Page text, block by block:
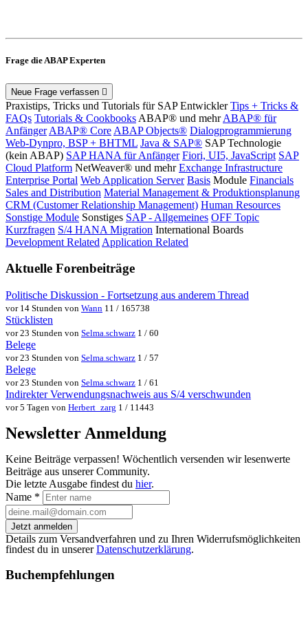
Frage die ABAP Experten
Neue Frage verfassen
Praxistips, Tricks und Tutorials für SAP Entwickler Tips + Tricks &
FAQs Tutorials & Cookbooks ABAP® und mehr ABAP® für
Anfänger ABAP® Core ABAP Objects® Dialogprogrammierung
Web-Dynpro, BSP + BHTML Java & SAP® SAP Technologie
(kein ABAP) SAP HANA für Anfänger Fiori, UI5, JavaScript SAP
Cloud Platform NetWeaver® und mehr Exchange Infrastructure
Enterprise Portal Web Application Server Basis Module Financials
Sales and Distribution Material Management & Produktionsplanung
CRM (Customer Relationship Management) Human Resources
Sonstige Module Sonstiges SAP - Allgemeines OFF Topic
Kurzfragen S/4 HANA Migration International Boards
Development Related Application Related
Aktuelle Forenbeiträge
Politische Diskussion - Fortsetzung aus anderem Thread
vor 14 Stunden von Wann 11 / 165738
Stücklisten
vor 23 Stunden von Selma.schwarz 1 / 60
Belege
vor 23 Stunden von Selma.schwarz 1 / 57
Belege
vor 23 Stunden von Selma.schwarz 1 / 61
Indirekter Verwendungsnachweis aus S/4 verschwunden
vor 5 Tagen von Herbert_zarg 1 / 11443
Newsletter Anmeldung
Keine Beiträge verpassen! Wöchentlich versenden wir lesenwerte
Beiträge aus unserer Community.
Die letzte Ausgabe findest du hier.
Name *
Jetzt anmelden
Details zum Versandverfahren und zu Ihren Widerrufsmöglichkeiten
findest du in unsererDatenschutzerklärung.
Buchempfehlungen